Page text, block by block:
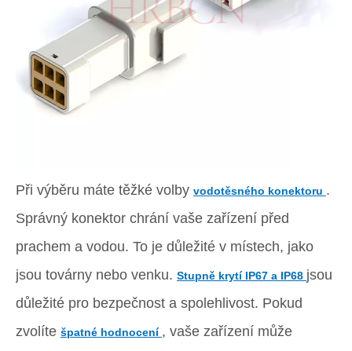
Při výběru máte těžké volby vodotěsného konektoru .
Správný konektor chrání vaše zařízení před
prachem a vodou. To je důležité v místech, jako
jsou továrny nebo venku. Stupně krytí IP67 a IP68 jsou
důležité pro bezpečnost a spolehlivost. Pokud
zvolíte špatné hodnocení , vaše zařízení může